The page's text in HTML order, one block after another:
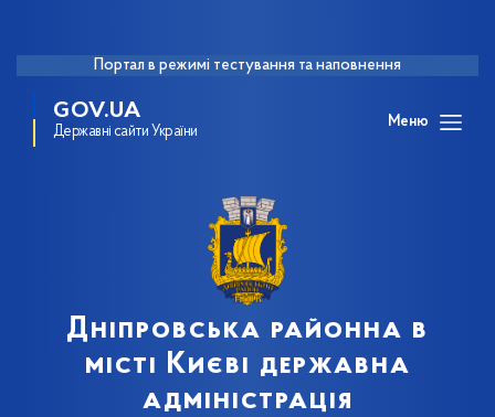
Портал в режимі тестування та наповнення
GOV.UA
Державні сайти України
Меню
Дніпровська районна в
місті Києві державна
адміністрація